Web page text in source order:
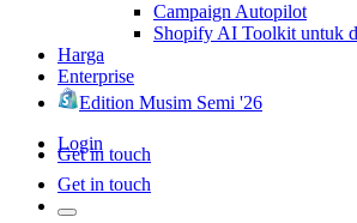
Campaign Autopilot
Shopify AI Toolkit untuk
Harga
Enterprise
Edition Musim Semi '26
Login
Get in touch
Get in touch